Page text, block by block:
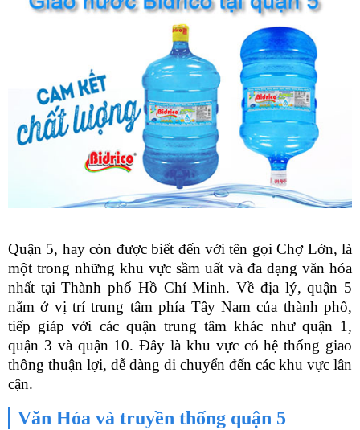
Quận 5, hay còn được biết đến với tên gọi Chợ Lớn, là
một trong những khu vực sầm uất và đa dạng văn hóa
nhất tại Thành phố Hồ Chí Minh. Về địa lý, quận 5
nằm ở vị trí trung tâm phía Tây Nam của thành phố,
tiếp giáp với các quận trung tâm khác như quận 1,
quận 3 và quận 10. Đây là khu vực có hệ thống giao
thông thuận lợi, dễ dàng di chuyển đến các khu vực lân
cận.
Văn Hóa và truyền thống quận 5